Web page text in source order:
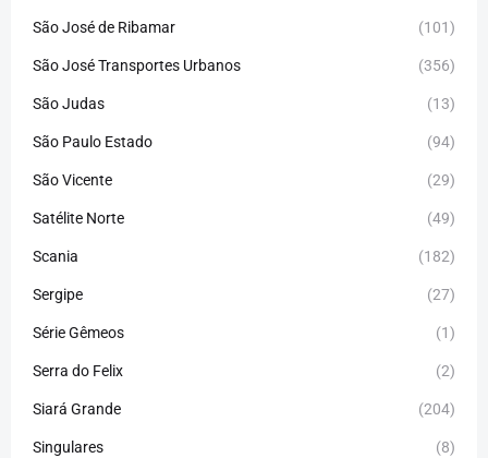
São José de Ribamar (101)
São José Transportes Urbanos (356)
São Judas (13)
São Paulo Estado (94)
São Vicente (29)
Satélite Norte (49)
Scania (182)
Sergipe (27)
Série Gêmeos (1)
Serra do Felix (2)
Siará Grande (204)
Singulares (8)